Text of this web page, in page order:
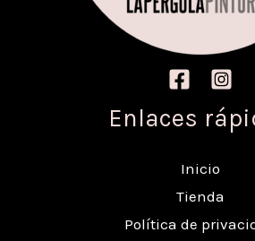
Enlaces
Inicio
Tienda
Política de